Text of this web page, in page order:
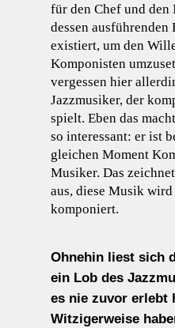
für den Chef und
dessen ausführenden
existiert, um den
Komponisten
vergessen hier
Jazzmusiker, der
spielt. Eben das
so interessant: er ist
gleichen Moment
Musiker. Das
aus, diese Musik
komponiert.
Ohnehin liest sich
ein Lob des
es nie zuvor erlebt
Witzigerweise